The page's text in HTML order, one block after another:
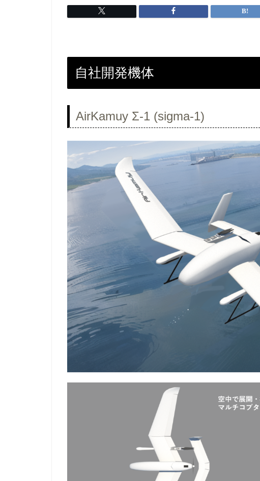
自社開発機体
AirKamuy Σ-1 (sigma-1)